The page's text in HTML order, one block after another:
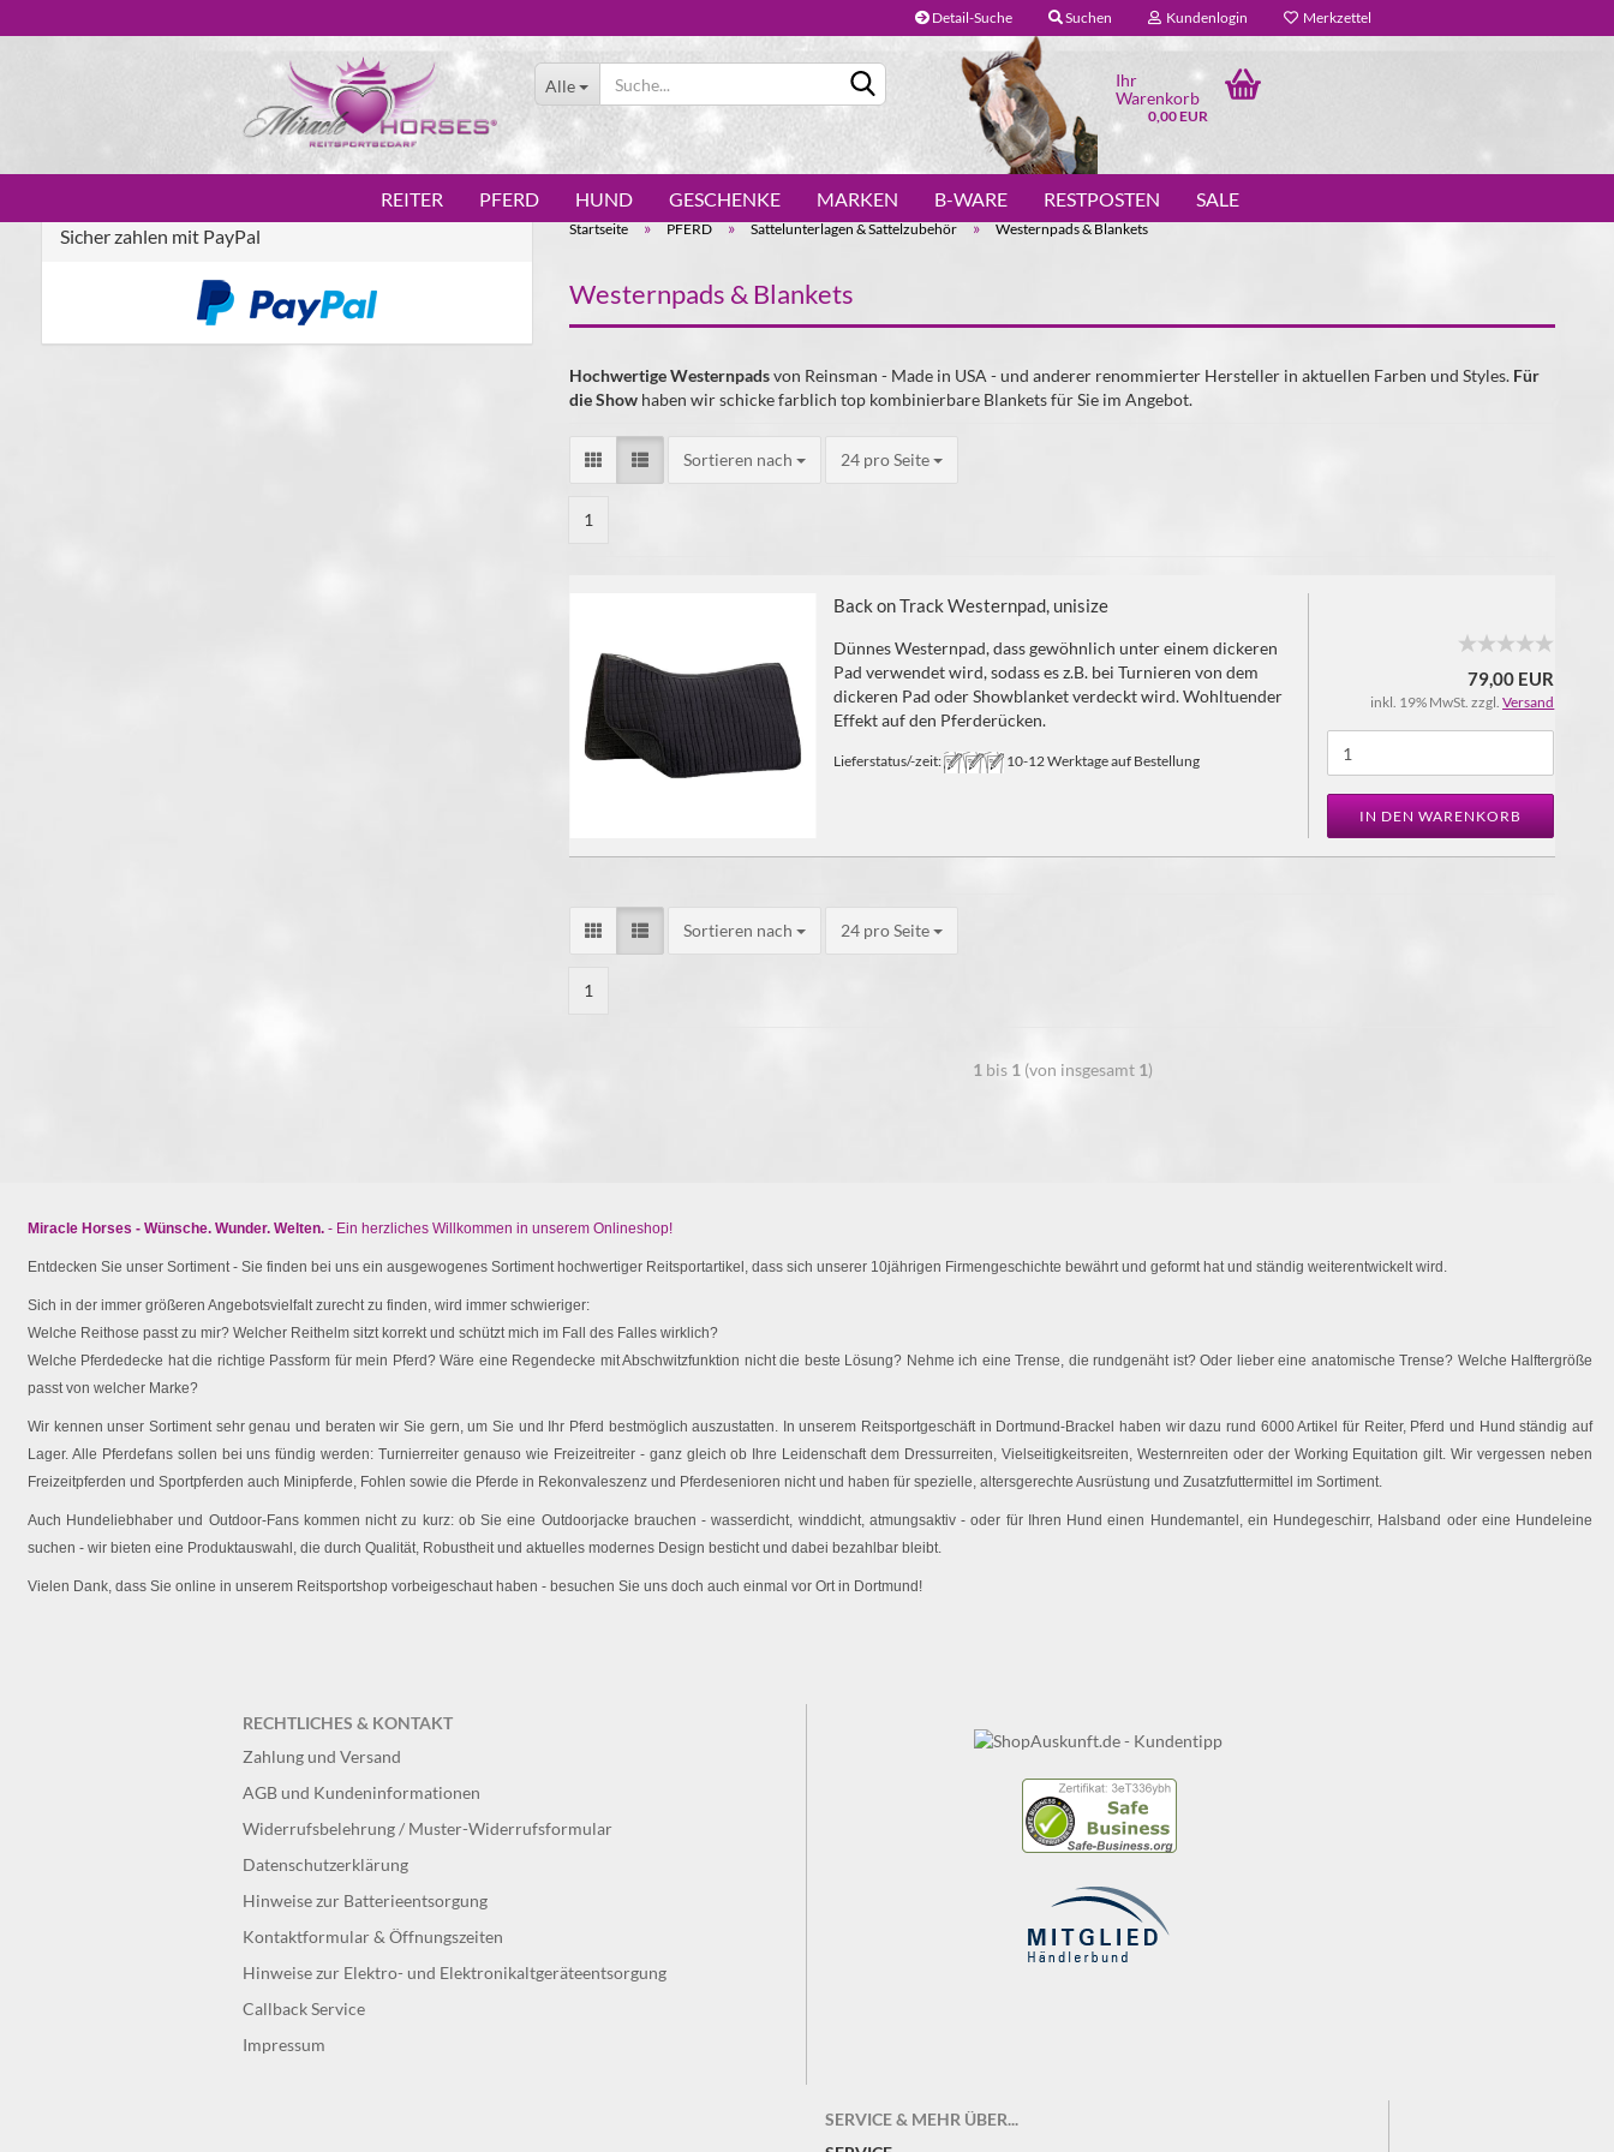
Detail-Suche Suchen Kundenlogin
Passwort vergessen?
Merkzettel
Alle
Ihr
Warenkorb
0,00 EUR
REITER PFERD HUND GESCHENKE MARKEN B-WARE RESTPOSTEN SALE
Startseite » PFERD » Sattelunterlagen & Sattelzubehör » Westernpads & Blankets
Westernpads & Blankets
Hochwertige Westernpadsvon Reinsman - Made in USA - und anderer renommierter Hersteller in aktuellen Farben und Styles. Für
die Show haben wir schicke farblich top kombinierbare Blankets für Sie im Angebot.
Sortieren nach 24 pro Seite
1
Back on Track Westernpad, unisize
Dünnes Westernpad, dass gewöhnlich unter einem dickeren
Pad verwendet wird, sodass es z.B. bei Turnieren von dem
dickeren Pad oder Showblanket verdeckt wird. Wohltuender
Effekt auf den Pferderücken.
Lieferstatus/-zeit: 10-12 Werktage auf Bestellung
79,00 EUR
inkl. 19% MwSt. zzgl.Versand
IN DEN WARENKORB
Sortieren nach 24 pro Seite
1
1 bis 1 (von insgesamt 1)
Sicher zahlen mit PayPal
Miracle Horses - Wünsche. Wunder. Welten. - Ein herzliches Willkommen in unserem Onlineshop!
Entdecken Sie unser Sortiment - Sie finden bei uns ein ausgewogenes Sortiment hochwertiger Reitsportartikel, dass sich unserer 10jährigen Firmengeschichte bewährt und geformt hat und ständig weiterentwickelt wird.
Sich in der immer größeren Angebotsvielfalt zurecht zu finden, wird immer schwieriger:
Welche Reithose passt zu mir? Welcher Reithelm sitzt korrekt und schützt mich im Fall des Falles wirklich?
Welche Pferdedecke hat die richtige Passform für mein Pferd? Wäre eine Regendecke mit Abschwitzfunktion nicht die beste Lösung? Nehme ich eine Trense, die rundgenäht ist? Oder lieber eine anatomische Trense? Welche Halftergröße
passt von welcher Marke?
Wir kennen unser Sortiment sehr genau und beraten wir Sie gern, um Sie und Ihr Pferd bestmöglich auszustatten. In unserem Reitsportgeschäft in Dortmund-Brackel haben wir dazu rund 6000 Artikel für Reiter, Pferd und Hund ständig auf
Lager. Alle Pferdefans sollen bei uns fündig werden: Turnierreiter genauso wie Freizeitreiter - ganz gleich ob Ihre Leidenschaft dem Dressurreiten, Vielseitigkeitsreiten, Westernreiten oder der Working Equitation gilt. Wir vergessen neben
Freizeitpferden und Sportpferden auch Minipferde, Fohlen sowie die Pferde in Rekonvaleszenz und Pferdesenioren nicht und haben für spezielle, altersgerechte Ausrüstung und Zusatzfuttermittel im Sortiment.
Auch Hundeliebhaber und Outdoor-Fans kommen nicht zu kurz: ob Sie eine Outdoorjacke brauchen - wasserdicht, winddicht, atmungsaktiv - oder für Ihren Hund einen Hundemantel, ein Hundegeschirr, Halsband oder eine Hundeleine
suchen - wir bieten eine Produktauswahl, die durch Qualität, Robustheit und aktuelles modernes Design besticht und dabei bezahlbar bleibt.
Vielen Dank, dass Sie online in unserem Reitsportshop vorbeigeschaut haben - besuchen Sie uns doch auch einmal vor Ort in Dortmund!
RECHTLICHES & KONTAKT
Zahlung und Versand
AGB und Kundeninformationen
Widerrufsbelehrung / Muster-Widerrufsformular
Datenschutzerklärung
Hinweise zur Batterieentsorgung
Kontaktformular & Öffnungszeiten
Hinweise zur Elektro- und Elektronikaltgeräteentsorgung
Callback Service
Impressum
SERVICE & MEHR ÜBER...